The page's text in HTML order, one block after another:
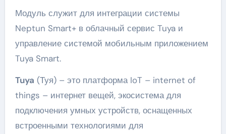
Модуль служит для интеграции системы
Neptun Smart+ в облачный сервис Tuya и
управление системой мобильным приложением
Tuya Smart.
Tuya (Туя) – это платформа IoT – internet of
things – интернет вещей, экосистема для
подключения умных устройств, оснащенных
встроенными технологиями для